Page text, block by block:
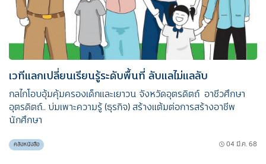
เวทีแลกเปลี่ยนเรียนรู้ระดับพื้นที่ ลับแลไม่แลลับ
กลไกโอบอุ้มคุ้มครองเด็กและเยาวน จังหวัดอุตรดิตถ์ อาชีวศึกษา
อุตรดิตถ์.. บ่มเพาะความรู้​ (ธุรกิจ) สร้างแต้มต่อการสร้างอาชีพ
นักศึกษา
คลังหนังสือ 04 มี.ค. 68